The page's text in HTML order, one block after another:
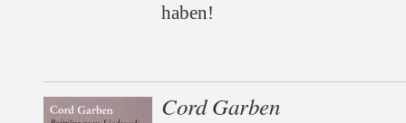
haben!
Cord Garben